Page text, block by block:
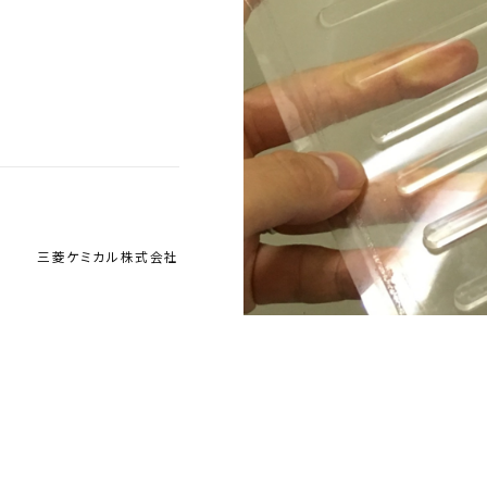
三菱ケミカル株式会社